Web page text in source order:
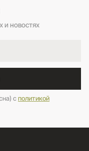
и новостях
cполитикой